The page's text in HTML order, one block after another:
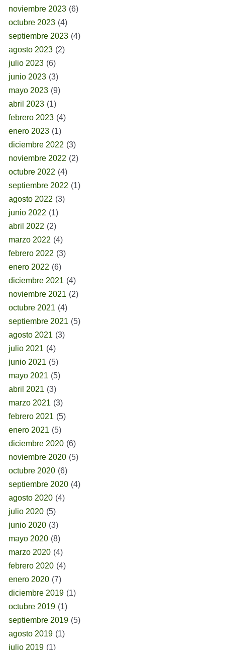
noviembre 2023 (6)
octubre 2023 (4)
septiembre 2023 (4)
agosto 2023 (2)
julio 2023 (6)
junio 2023 (3)
mayo 2023 (9)
abril 2023 (1)
febrero 2023 (4)
enero 2023 (1)
diciembre 2022 (3)
noviembre 2022 (2)
octubre 2022 (4)
septiembre 2022 (1)
agosto 2022 (3)
junio 2022 (1)
abril 2022 (2)
marzo 2022 (4)
febrero 2022 (3)
enero 2022 (6)
diciembre 2021 (4)
noviembre 2021 (2)
octubre 2021 (4)
septiembre 2021 (5)
agosto 2021 (3)
julio 2021 (4)
junio 2021 (5)
mayo 2021 (5)
abril 2021 (3)
marzo 2021 (3)
febrero 2021 (5)
enero 2021 (5)
diciembre 2020 (6)
noviembre 2020 (5)
octubre 2020 (6)
septiembre 2020 (4)
agosto 2020 (4)
julio 2020 (5)
junio 2020 (3)
mayo 2020 (8)
marzo 2020 (4)
febrero 2020 (4)
enero 2020 (7)
diciembre 2019 (1)
octubre 2019 (1)
septiembre 2019 (5)
agosto 2019 (1)
julio 2019 (1)